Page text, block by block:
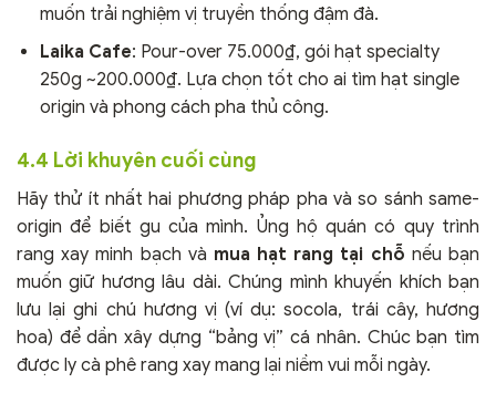
muốn trải nghiệm vị truyền thống đậm đà.
Laika Cafe: Pour-over 75.000₫, gói hạt specialty
250g ~200.000₫. Lựa chọn tốt cho ai tìm hạt single
origin và phong cách pha thủ công.
4.4 Lời khuyên cuối cùng
Hãy thử ít nhất hai phương pháp pha và so sánh same-
origin để biết gu của mình. Ủng hộ quán có quy trình
rang xay minh bạch và mua hạt rang tại chỗ nếu bạn
muốn giữ hương lâu dài. Chúng mình khuyến khích bạn
lưu lại ghi chú hương vị (ví dụ: socola, trái cây, hương
hoa) để dần xây dựng “bảng vị” cá nhân. Chúc bạn tìm
được ly cà phê rang xay mang lại niềm vui mỗi ngày.